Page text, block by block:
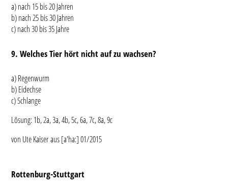
a) nach 15 bis 20 Jahren
b) nach 25 bis 30 Jahren
c) nach 30 bis 35 Jahre
9. Welches Tier hört nicht auf zu wachsen?
a) Regenwurm
b) Eidechse
c) Schlange
Lösung: 1b, 2a, 3a, 4b, 5c, 6a, 7c, 8a, 9c
von Ute Kaiser aus [a'ha:] 01/2015
Rottenburg-Stuttgart